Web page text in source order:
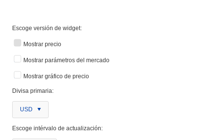
Escoge versión de widget:
Mostrar precio
Mostrar parámetros del mercado
Mostrar gráfico de precio
Divisa primaria:
USD
Escoge intérvalo de actualización: